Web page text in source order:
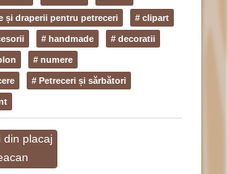
și draperii pentru petreceri # clipart
# handmade # decoratii
# numere
# Petreceri și sărbători
din placaj